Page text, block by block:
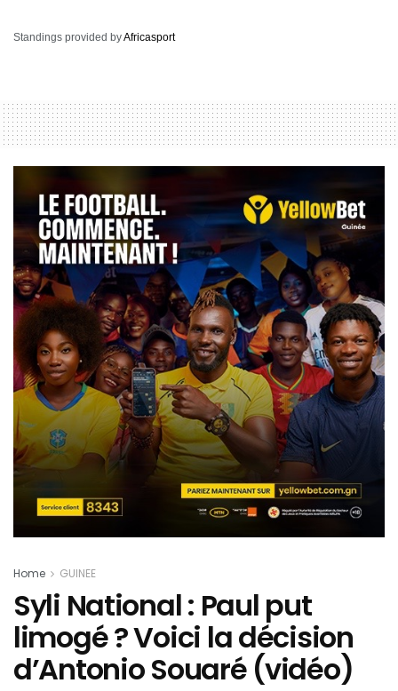
Standings provided byAfricasport
Home GUINEE
Syli National : Paul put
limogé ? Voici la décision
d’Antonio Souaré (vidéo)